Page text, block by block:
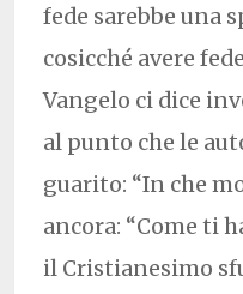
fede sarebbe una
cosicché avere
Vangelo ci dice
al punto che le
guarito: “In che
ancora: “Come ti
il Cristianesimo